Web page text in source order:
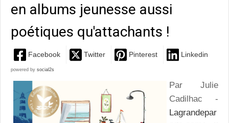
en albums jeunesse aussi
poétiques qu'attachants !
Facebook Twitter Pinterest Linkedin
powered by social2s
Par Julie
Cadilhac -
Lagrandepar